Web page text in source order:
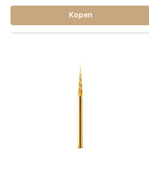
Kopen